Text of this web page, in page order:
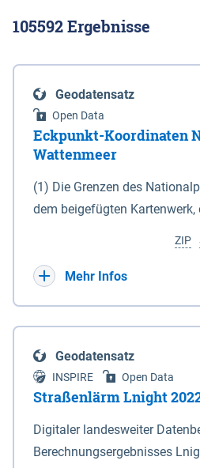
105592Ergebnisse
Geodatensatz
Open Data
Eckpunkt-Koordinaten
Wattenmeer
(1) Die Grenzen des
dem beigefügten Kartenwerk,
(DTK) im Maßstab 1 : 100
verkleinerte Amtliche Karte 1 :
projizierte Koordinaten im
Terrestrischen
der Universalen
bezogen auf die Zone 32 N
(Anlage 4); Gleiches gilt für
ZIP
Mehr Infos
Geodatensatz
INSPIRE Open Data
Straßenlärm Lnight
Digitaler landesweiter
Berechnungsergebnisses